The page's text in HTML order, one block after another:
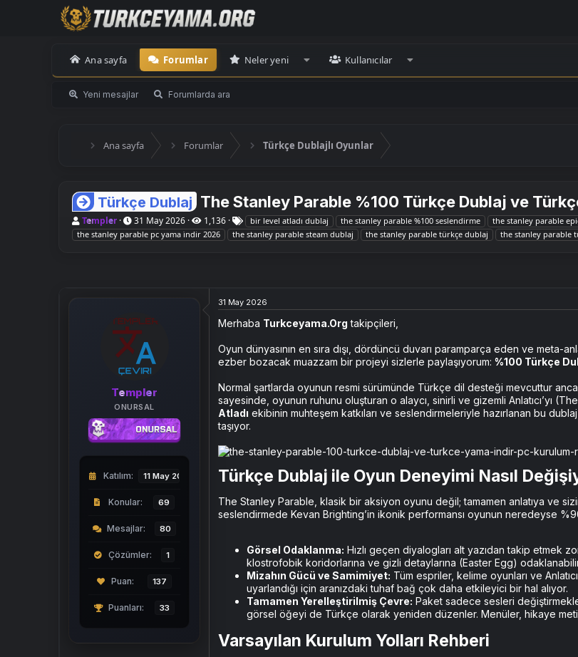
Ana sayfa Forumlar Neler yeni Kullanıcılar
Yeni mesajlar Forumlarda ara
Ana sayfa Forumlar Türkçe Dublajlı Oyunlar
Türkçe Dublaj The Stanley Parable %100 Türkçe Dublaj ve
K
o
n
Templer
B
a
ş
t
r
i
h
i
31 May 2026 1,136
E
t
i
r
bir level atladı dublaj the stanley parable %100 seslendirme the stanley parable
the stanley parable pc yama i̇ndir 2026
the stanley parable steam dublaj the stanley parable türkçe dublaj the stanley parable
Templer
ONURSAL
Katılım 11 May 2026
Konular 69
Mesajlar 80
Çözümler 1
137
Puanları 33
31 May 2026
Merhaba Turkceyama.Org takipçileri,
Oyun dünyasının en sıra dışı, dördüncü duvarı paramparça eden ve meta-
ezber bozacak muazzam bir projeyi sizlerle paylaşıyorum: %100 Türkçe
Normal şartlarda oyunun resmi sürümünde Türkçe dil desteği mevcuttur
sayesinde, oyunun ruhunu oluşturan o alaycı, sinirli ve gizemli Anlatıcı’yı
Atladı ekibinin muhteşem katkıları ve seslendirmeleriyle hazırlanan bu
taşıyor.
Türkçe Dublaj ile Oyun Deneyimi Nasıl
The Stanley Parable, klasik bir aksiyon oyunu değil; tamamen anlatıya ve
seslendirmede Kevan Brighting’in ikonik performansı oyunun neredeyse
Görsel Odaklanma: Hızlı geçen diyalogları alt yazıdan takip etmek
klostrofobik koridorlarına ve gizli detaylarına (Easter Egg)
Mizahın Gücü ve Samimiyet: Tüm espriler, kelime oyunları ve
uyarlandığı için aranızdaki tuhaf bağ çok daha etkileyici bir hal alıyor.
Tamamen Yerelleştirilmiş Çevre: Paket sadece sesleri
görsel öğeyi de Türkçe olarak yeniden düzenler. Menüler, hikaye
Varsayılan Kurulum Yolları Rehberi​